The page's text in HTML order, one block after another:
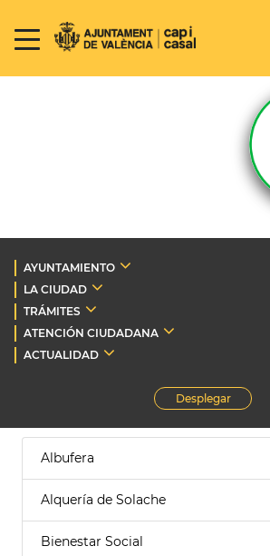
AYUNTAMIENTO
LA CIUDAD
TRÁMITES
ATENCIÓN CIUDADANA
ACTUALIDAD
Desplegar
Albufera
Alquería de Solache
Bienestar Social